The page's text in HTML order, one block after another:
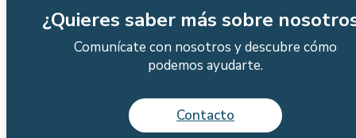
¿Quieres saber más sobre
Comunícate con nosotros y descubre cómo
podemos ayudarte.
Contacto